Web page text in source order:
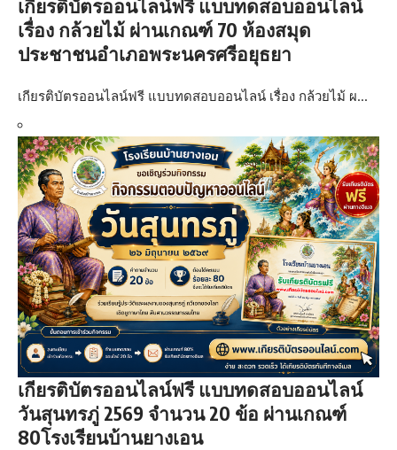
เกียรติบัตรออนไลน์ฟรี แบบทดสอบออนไลน์
เรื่อง กล้วยไม้ ผ่านเกณฑ์ 70 ห้องสมุด
ประชาชนอำเภอพระนครศรีอยุธยา
เกียรติบัตรออนไลน์ฟรี แบบทดสอบออนไลน์ เรื่อง กล้วยไม้ ผ…
เกียรติบัตรออนไลน์ฟรี แบบทดสอบออนไลน์
วันสุนทรภู่ 2569 จำนวน 20 ข้อ ผ่านเกณฑ์
80โรงเรียนบ้านยางเอน